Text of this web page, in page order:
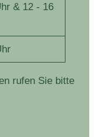
& 12 - 16
rufen Sie bitte